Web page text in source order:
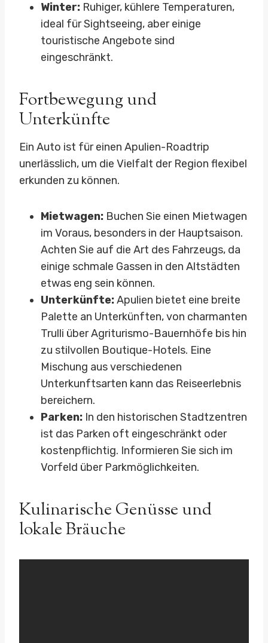
Winter: Ruhiger, kühlere Temperaturen,
ideal für Sightseeing, aber einige
touristische Angebote sind
eingeschränkt.
Fortbewegung und
Unterkünfte
Ein Auto ist für einen Apulien-Roadtrip
unerlässlich, um die Vielfalt der Region flexibel
erkunden zu können.
Mietwagen: Buchen Sie einen Mietwagen
im Voraus, besonders in der Hauptsaison.
Achten Sie auf die Art des Fahrzeugs, da
einige schmale Gassen in den Altstädten
etwas eng sein können.
Unterkünfte:Apulien bietet eine breite
Palette an Unterkünften, von charmanten
Trulli über Agriturismo-Bauernhöfe bis hin
zu stilvollen Boutique-Hotels. Eine
Mischung aus verschiedenen
Unterkunftsarten kann das Reiseerlebnis
bereichern.
Parken: In den historischen Stadtzentren
ist das Parken oft eingeschränkt oder
kostenpflichtig. Informieren Sie sich im
Vorfeld über Parkmöglichkeiten.
Kulinarische Genüsse und
lokale Bräuche